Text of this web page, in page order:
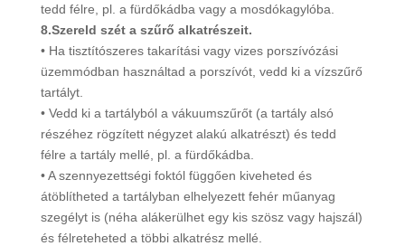
tedd félre, pl. a fürdőkádba vagy a mosdókagylóba.
8.Szereld szét a szűrő alkatrészeit.
• Ha tisztítószeres takarítási vagy vizes porszívózási
üzemmódban használtad a porszívót, vedd ki a vízszűrő
tartályt.
• Vedd ki a tartályból a vákuumszűrőt (a tartály alsó
részéhez rögzített négyzet alakú alkatrészt) és tedd
félre a tartály mellé, pl. a fürdőkádba.
• A szennyezettségi foktól függően kiveheted és
átöblítheted a tartályban elhelyezett fehér műanyag
szegélyt is (néha alákerülhet egy kis szösz vagy hajszál)
és félreteheted a többi alkatrész mellé.